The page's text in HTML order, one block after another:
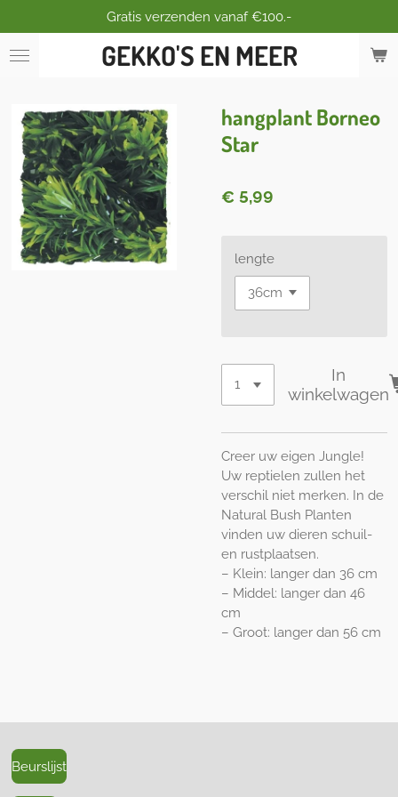
direct
naar
GEKKO'S EN MEER
Gratis verzenden vanaf €100.-
hangplant Borneo
Star
€ 5,99
lengte
In
winkelwagen
Creer uw eigen Jungle!
Uw reptielen zullen het
verschil niet merken. In de
Natural Bush Planten
vinden uw dieren schuil-
en rustplaatsen.
– Klein: langer dan 36 cm
– Middel: langer dan 46
cm
– Groot: langer dan 56 cm
Beurslijst